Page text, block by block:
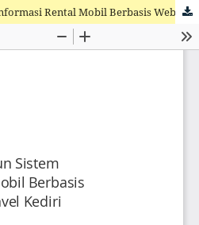
Rancang Bangun Sistem Informasi Rental Mobil Berbasis Web di AGA Travel Kediri